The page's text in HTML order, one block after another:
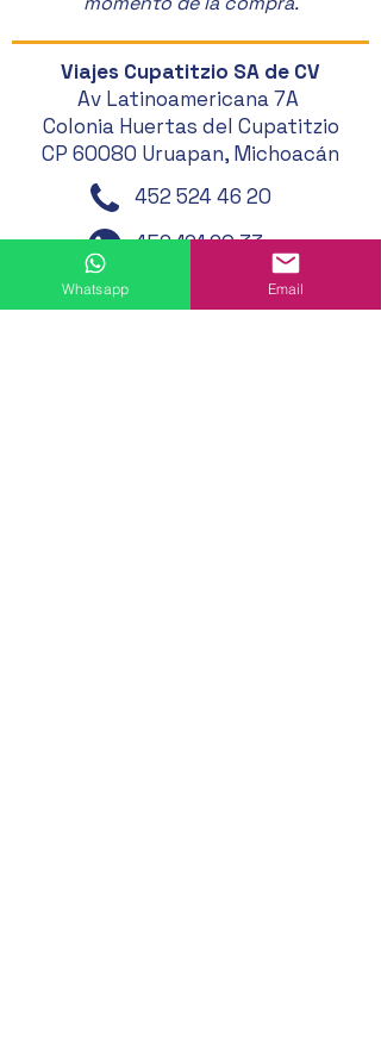
Viajes Cupatitzio SA de CV
Av Latinoamericana 7A
Colonia Huertas del Cupatitzio
CP 60080 Uruapan, Michoacán
452 524 46 20
452 121 20 33
Whatsapp Email